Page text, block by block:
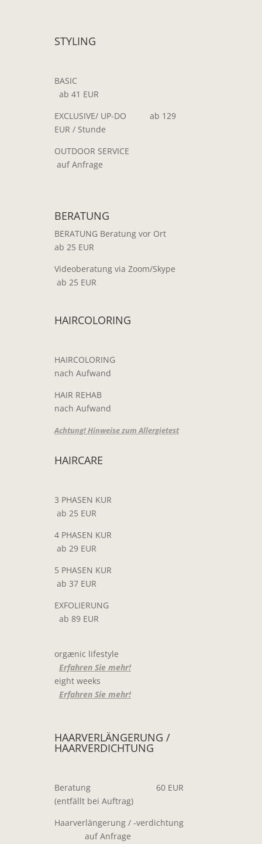
STYLING
BASIC
ab 41 EUR
EXCLUSIVE/ UP-DO ab 129
EUR / Stunde
OUTDOOR SERVICE
auf Anfrage
BERATUNG
BERATUNG Beratung vor Ort
ab 25 EUR
Videoberatung via Zoom/Skype
ab 25 EUR
HAIRCOLORING
HAIRCOLORING
nach Aufwand
HAIR REHAB
nach Aufwand
Achtung! Hinweise zum Allergietest
HAIRCARE
3 PHASEN KUR
ab 25 EUR
4 PHASEN KUR
ab 29 EUR
5 PHASEN KUR
ab 37 EUR
EXFOLIERUNG
ab 89 EUR
orgænic lifestyle
Erfahren Sie mehr!
eight weeks
Erfahren Sie mehr!
HAARVERLÄNGERUNG /
HAARVERDICHTUNG
Beratung 60 EUR
(entfällt bei Auftrag)
Haarverlängerung / -verdichtung
auf Anfrage